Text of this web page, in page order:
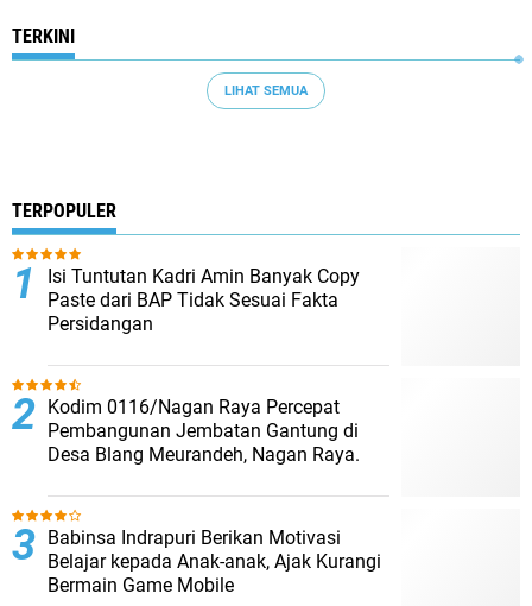
TERKINI
LIHAT SEMUA
TERPOPULER
Isi Tuntutan Kadri Amin Banyak Copy
Paste dari BAP Tidak Sesuai Fakta
Persidangan
Kodim 0116/Nagan Raya Percepat
Pembangunan Jembatan Gantung di
Desa Blang Meurandeh, Nagan Raya.
Babinsa Indrapuri Berikan Motivasi
Belajar kepada Anak-anak, Ajak Kurangi
Bermain Game Mobile